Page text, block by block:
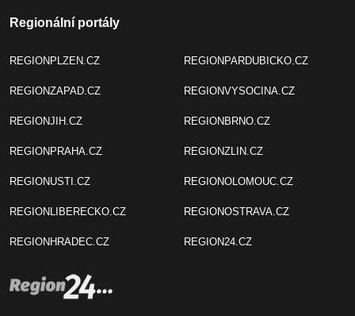
Regionální portály
REGIONPLZEN.CZ
REGIONZAPAD.CZ
REGIONJIH.CZ
REGIONPRAHA.CZ
REGIONUSTI.CZ
REGIONLIBERECKO.CZ
REGIONHRADEC.CZ
REGIONPARDUBICKO.CZ
REGIONVYSOCINA.CZ
REGIONBRNO.CZ
REGIONZLIN.CZ
REGIONOLOMOUC.CZ
REGIONOSTRAVA.CZ
REGION24.CZ